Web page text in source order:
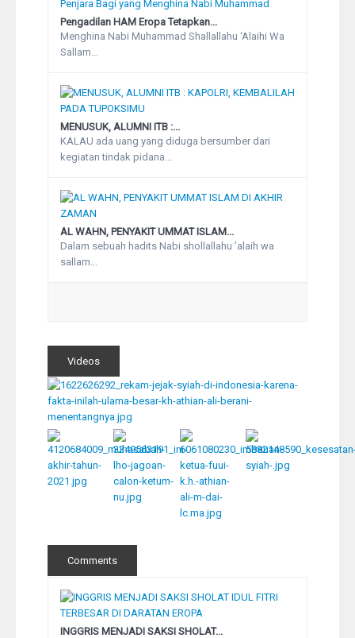
Pengadilan HAM Eropa Tetapkan...
Menghina Nabi Muhammad Shallallahu ‘Alaihi Wa
Sallam...
MENUSUK, ALUMNI ITB :...
KALAU ada uang yang diduga bersumber dari
kegiatan tindak pidana...
AL WAHN, PENYAKIT UMMAT ISLAM...
Dalam sebuah hadits Nabi shollallahu ’alaih wa
sallam...
Videos
Comments
INGGRIS MENJADI SAKSI SHOLAT...